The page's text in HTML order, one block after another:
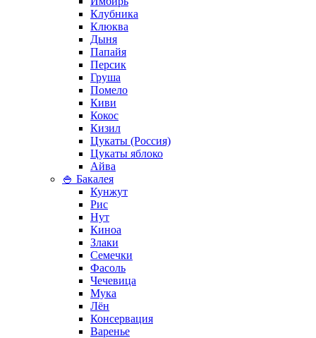
Клубника
Клюква
Дыня
Папайя
Персик
Груша
Помело
Киви
Кокос
Кизил
Цукаты (Россия)
Цукаты яблоко
Айва
🍚 Бакалея
Кунжут
Рис
Нут
Киноа
Злаки
Семечки
Фасоль
Чечевица
Мука
Лён
Консервация
Варенье